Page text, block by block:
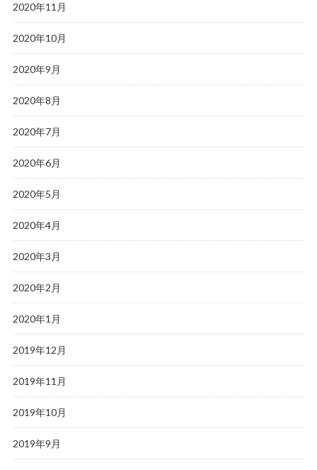
2020年11月
2020年10月
2020年9月
2020年8月
2020年7月
2020年6月
2020年5月
2020年4月
2020年3月
2020年2月
2020年1月
2019年12月
2019年11月
2019年10月
2019年9月